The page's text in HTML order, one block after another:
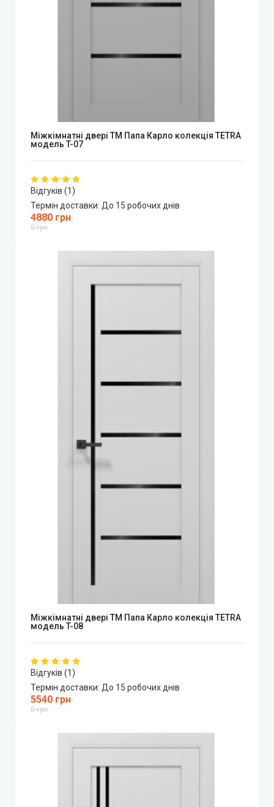
Міжкімнатні двері ТМ Папа Карло колекція TETRA
модель T-07
Відгуків (1)
Термін доставки: До 15 робочих днів
4880 грн
0 грн
Міжкімнатні двері ТМ Папа Карло колекція TETRA
модель T-08
Відгуків (1)
Термін доставки: До 15 робочих днів
5540 грн
0 грн